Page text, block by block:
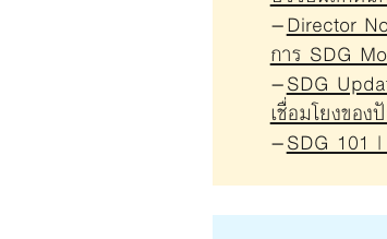
–Director
การ SDG
–SDG
เชื่อมโยงขอ
–SDG 101